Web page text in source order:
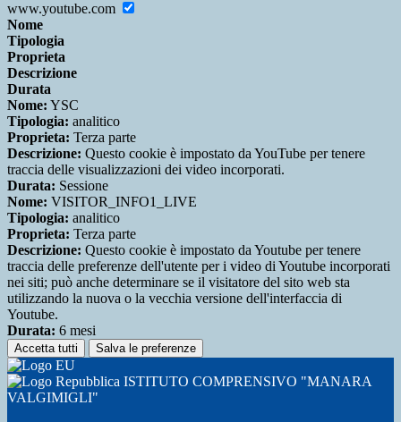
www.youtube.com
Nome
Tipologia
Proprieta
Descrizione
Durata
Nome: YSC
Tipologia: analitico
Proprieta: Terza parte
Descrizione: Questo cookie è impostato da YouTube per tenere
traccia delle visualizzazioni dei video incorporati.
Durata: Sessione
Nome: VISITOR_INFO1_LIVE
Tipologia: analitico
Proprieta: Terza parte
Descrizione: Questo cookie è impostato da Youtube per tenere
traccia delle preferenze dell'utente per i video di Youtube incorporati
nei siti; può anche determinare se il visitatore del sito web sta
utilizzando la nuova o la vecchia versione dell'interfaccia di
Youtube.
Durata: 6 mesi
Accetta tutti Salva le preferenze
ISTITUTO COMPRENSIVO "MANARA
VALGIMIGLI"